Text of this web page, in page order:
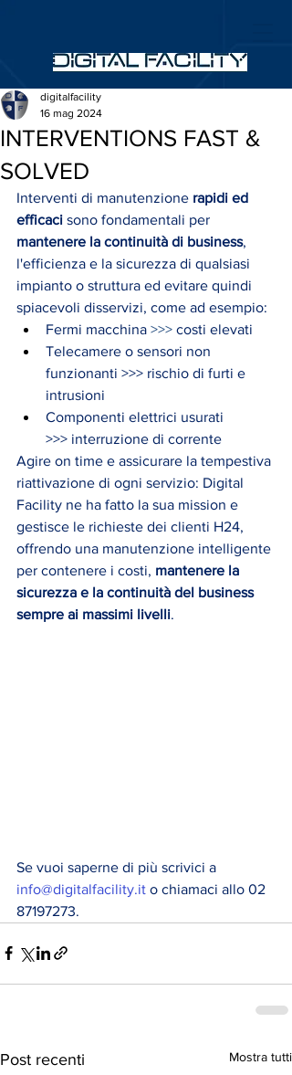
INTERVENTIONS FAST &
SOLVED
digitalfacility
16 mag 2024
Interventi di manutenzione rapidi ed
efficaci sono fondamentali per
mantenere la continuità di business,
l'efficienza e la sicurezza di qualsiasi
impianto o struttura ed evitare quindi
spiacevoli disservizi, come ad esempio:
Fermi macchina >>> costi elevati
Telecamere o sensori non
funzionanti >>> rischio di furti e
intrusioni
Componenti elettrici usurati
>>> interruzione di corrente
Agire on time e assicurare la tempestiva
riattivazione di ogni servizio: Digital
Facility ne ha fatto la sua mission e
gestisce le richieste dei clienti H24,
offrendo una manutenzione intelligente
per contenere i costi, mantenere la
sicurezza e la continuità del business
sempre ai massimi livelli.
Se vuoi saperne di più scrivici a
info@digitalfacility.it o chiamaci allo 02
87197273.
Post recenti Mostra tutti